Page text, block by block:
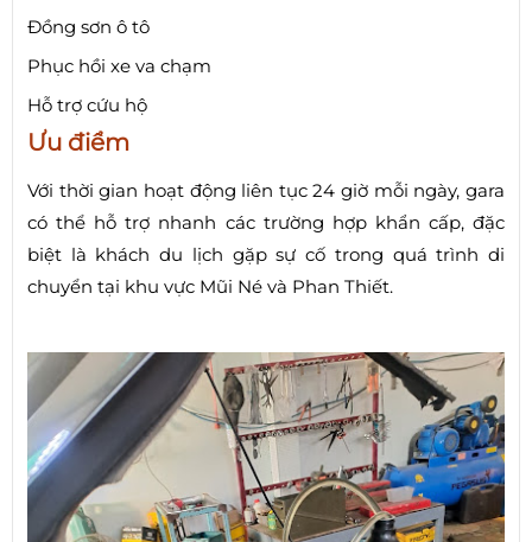
Đồng sơn ô tô
Phục hồi xe va chạm
Hỗ trợ cứu hộ
Ưu điểm
Với thời gian hoạt động liên tục 24 giờ mỗi ngày, gara
có thể hỗ trợ nhanh các trường hợp khẩn cấp, đặc
biệt là khách du lịch gặp sự cố trong quá trình di
chuyển tại khu vực Mũi Né và Phan Thiết.